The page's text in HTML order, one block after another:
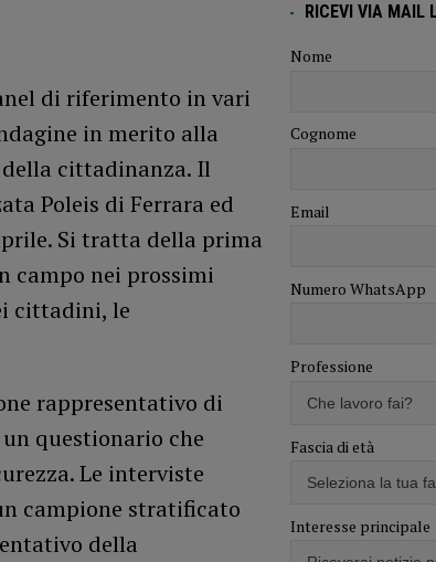
di riferimento in vari
in merito alla
cittadinanza. Il
Poleis di Ferrara ed
Si tratta della prima
campo nei prossimi
cittadini, le
rappresentativo di
questionario che
Le interviste
campione stratificato
della
RICEVI VIA MAIL
Nome
Cognome
Email
Numero WhatsApp
Professione
Fascia di età
Interesse principale